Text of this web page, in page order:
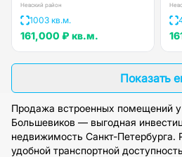
Невский район
1003 кв.м.
161,000 ₽ кв.м.
Показать
Продажа встроенных помещений
Большевиков — выгодная
недвижимость Санкт-Петербурга.
удобной транспортной